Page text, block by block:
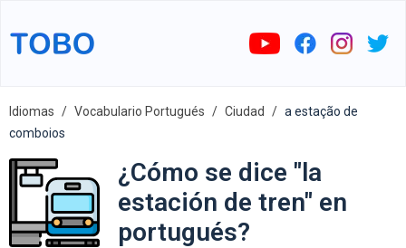
Idiomas Vocabulario Portugués Ciudad
a estação de
comboios
¿Cómo se dice "la
estación de tren" en
portugués?